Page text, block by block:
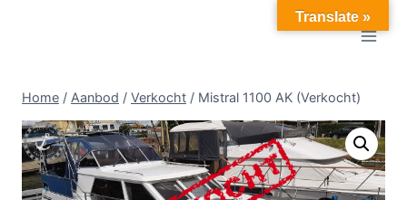
Home / Aanbod / Verkocht / Mistral 1100 AK (Verkocht)
Translate »